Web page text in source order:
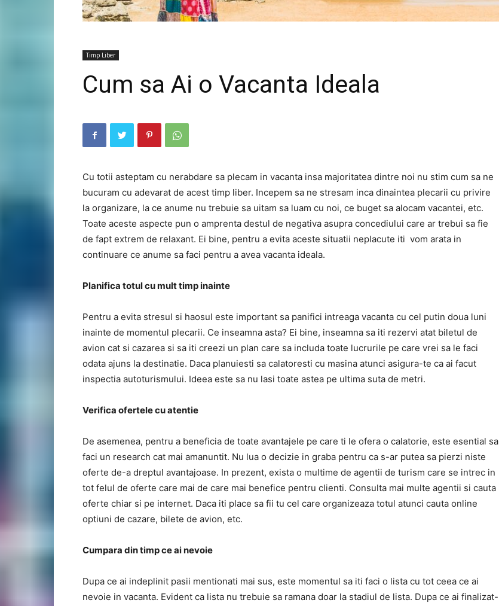
Timp Liber
Cum sa Ai o Vacanta Ideala
Cu totii asteptam cu nerabdare sa plecam in vacanta insa majoritatea dintre noi nu stim cum sa ne
bucuram cu adevarat de acest timp liber. Incepem sa ne stresam inca dinaintea plecarii cu privire
la organizare, la ce anume nu trebuie sa uitam sa luam cu noi, ce buget sa alocam vacantei, etc.
Toate aceste aspecte pun o amprenta destul de negativa asupra concediului care ar trebui sa fie
de fapt extrem de relaxant. Ei bine, pentru a evita aceste situatii neplacute iti vom arata in
continuare ce anume sa faci pentru a avea vacanta ideala.
Planifica totul cu mult timp inainte
Pentru a evita stresul si haosul este important sa panifici intreaga vacanta cu cel putin doua luni
inainte de momentul plecarii. Ce inseamna asta? Ei bine, inseamna sa iti rezervi atat biletul de
avion cat si cazarea si sa iti creezi un plan care sa includa toate lucrurile pe care vrei sa le faci
odata ajuns la destinatie. Daca planuiesti sa calatoresti cu masina atunci asigura-te ca ai facut
inspectia autoturismului. Ideea este sa nu lasi toate astea pe ultima suta de metri.
Verifica ofertele cu atentie
De asemenea, pentru a beneficia de toate avantajele pe care ti le ofera o calatorie, este esential sa
faci un research cat mai amanuntit. Nu lua o decizie in graba pentru ca s-ar putea sa pierzi niste
oferte de-a dreptul avantajoase. In prezent, exista o multime de agentii de turism care se intrec in
tot felul de oferte care mai de care mai benefice pentru clienti. Consulta mai multe agentii si cauta
oferte chiar si pe internet. Daca iti place sa fii tu cel care organizeaza totul atunci cauta online
optiuni de cazare, bilete de avion, etc.
Cumpara din timp ce ai nevoie
Dupa ce ai indeplinit pasii mentionati mai sus, este momentul sa iti faci o lista cu tot ceea ce ai
nevoie in vacanta. Evident ca lista nu trebuie sa ramana doar la stadiul de lista. Dupa ce ai finalizat-